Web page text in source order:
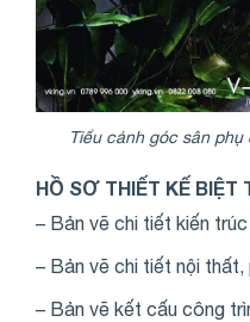
Tiểu cảnh góc sân
HỒ SƠ THIẾT KẾ BIỆT
– Bản vẽ chi tiết kiến
– Bản vẽ chi tiết nội thất,
– Bản vẽ kết cấu công